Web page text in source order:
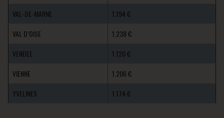
VAL-DE-MARNE
1.194 €
VAL D’OISE
1.238 €
VENDEE
1.120 €
VIENNE
1.206 €
YVELINES
1.174 €